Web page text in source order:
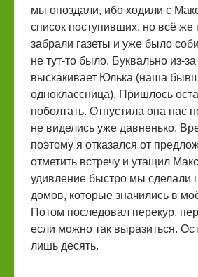
мы опоздали, ибо ходили с
список поступивших, но всё же
забрали газеты и уже было
не тут-то было. Буквально из-
выскакивает Юлька (наша
одноклассница). Пришлось
поболтать. Отпустила она нас
не виделись уже давненько.
поэтому я отказался от
отметить встречу и утащил
удивление быстро мы сделали
домов, которые значились в
Потом последовал перекур,
если можно так выразиться.
лишь десять.